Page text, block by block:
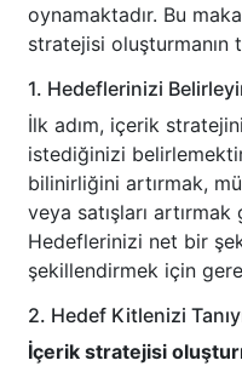
oynamaktadır. Bu
stratejisi oluşturmanın
1. Hedeflerinizi
İlk adım, içerik
istediğinizi
bilinirliğini artırmak,
veya satışları
Hedeflerinizi net bir
şekillendirmek için
2. Hedef Kitlenizi
İçerik stratejisi